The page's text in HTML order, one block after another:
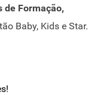
de Formação,
Baby, Kids e Star.